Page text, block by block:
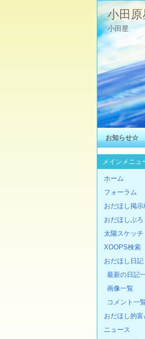
小田
小田星
お知らせ☆
メインメニュ
ホーム
フォーラム
おだほし掲示
おだほしぶろ
太陽スケッチ
XOOPS検索
おだほし日記
最新の日記
画像一覧
コメント一
おだほし的
ニュース